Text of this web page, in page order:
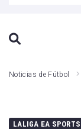
Noticias de Fútbol
LALIGA EA SPORTS